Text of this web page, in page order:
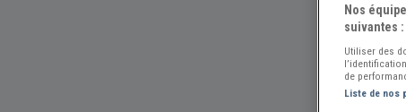
Nos
suivantes :
Utiliser des
de
Liste de nos